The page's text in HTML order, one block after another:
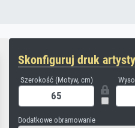
Skonfiguruj druk
Szerokość (Motyw, cm)
Dodatkowe obramowanie